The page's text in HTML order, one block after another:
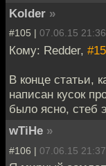
Kolder »
#105 | 07.06.15 21:36
Кому: Redder, #15
В конце статьи,
написан кусок
было ясно, стеб
wTiHe »
#106 | 07.06.15 21:37